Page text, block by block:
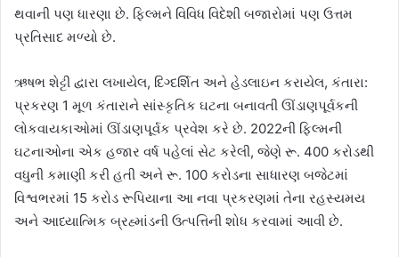
થવાની પણ ધારણા છે. ફિલ્મને વિવિધ વિદેશી બજારોમાં પણ ઉત્તમ
પ્રતિસાદ મળ્યો છે.
ઋષભ શેટ્ટી દ્વારા લખાયેલ, દિગ્દર્શિત અને હેડલાઇન કરાયેલ, કંતારા:
પ્રકરણ 1 મૂળ કંતારાને સાંસ્કૃતિક ઘટના બનાવતી ઊંડાણપૂર્વકની
લોકવાયકાઓમાં ઊંડાણપૂર્વક પ્રવેશ કરે છે. 2022ની ફિલ્મની
ઘટનાઓના એક હજાર વર્ષ પહેલાં સેટ કરેલી, જેણે રૂ. 400 કરોડથી
વધુની કમાણી કરી હતી અને રૂ. 100 કરોડના સાધારણ બજેટમાં
વિશ્વભરમાં 15 કરોડ રૂપિયાના આ નવા પ્રકરણમાં તેના રહસ્યમય
અને આધ્યાત્મિક બ્રહ્માંડની ઉત્પત્તિની શોધ કરવામાં આવી છે.